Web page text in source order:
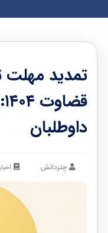
تمدید مهلت
داوطلبان
چتردانش اخبار